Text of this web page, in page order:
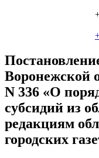
Воронежской
N 336 «О
субсидий из
редакциям
городских